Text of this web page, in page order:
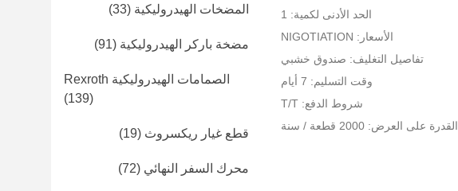
الحد الأدنى لكمية: 1
الأسعار: NIGOTIATION
تفاصيل التغليف: صندوق خشبي
وقت التسليم: 7 أيام
شروط الدفع: T/T
القدرة على العرض: 2000 قطعة / سنة
المضخات الهيدروليكية (33)
مضخة باركر الهيدروليكية (91)
الصمامات الهيدروليكية Rexroth
(139)
قطع غيار ريكسروث (19)
محرك السفر النهائي (72)